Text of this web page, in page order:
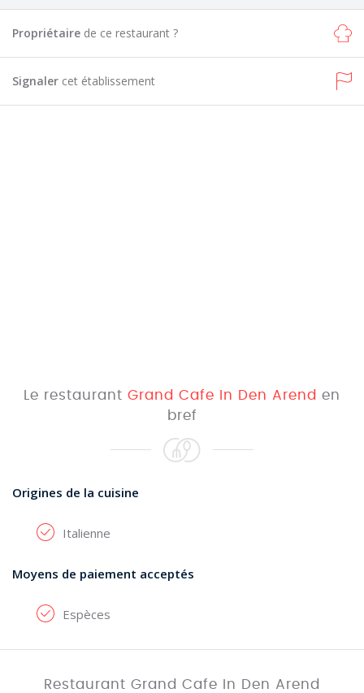
Propriétaire de ce restaurant ?
Signaler cet établissement
Le restaurant Grand Cafe In Den Arend en
bref
Origines de la cuisine
Italienne
Moyens de paiement acceptés
Espèces
Restaurant Grand Cafe In Den Arend